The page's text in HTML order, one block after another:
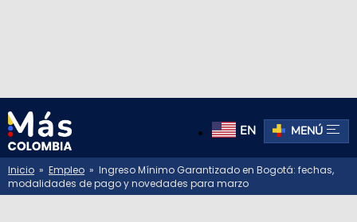
EN MENÚ
Inicio » Empleo » Ingreso Mínimo Garantizado en Bogotá: fechas,
modalidades de pago y novedades para marzo